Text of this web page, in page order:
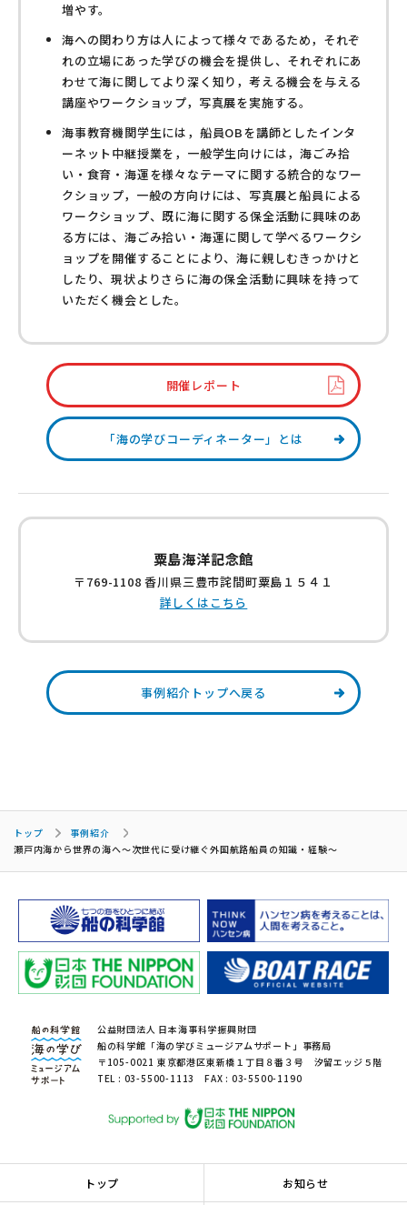
増やす。
海への関わり方は人によって様々であるため，それぞ
れの立場にあった学びの機会を提供し、それぞれにあ
わせて海に関してより深く知り，考える機会を与える
講座やワークショップ，写真展を実施する。
海事教育機関学生には，船員OBを講師としたインタ
ーネット中継授業を，一般学生向けには，海ごみ拾
い・食育・海運を様々なテーマに関する統合的なワー
クショップ，一般の方向けには、写真展と船員による
ワークショップ、既に海に関する保全活動に興味のあ
る方には、海ごみ拾い・海運に関して学べるワークシ
ョップを開催することにより、海に親しむきっかけと
したり、現状よりさらに海の保全活動に興味を持って
いただく機会とした。
開催レポート
「海の学びコーディネーター」とは
粟島海洋記念館
〒769-1108 香川県三豊市詫間町粟島１５４１
詳しくはこちら
事例紹介トップへ戻る
トップ
事例紹介
瀬戸内海から世界の海へ～次世代に受け継ぐ外国航路船員の知識・経験～
公益財団法人 日本海事科学振興財団
船の科学館「海の学びミュージアムサポート」事務局
〒105-0021 東京都港区東新橋１丁目８番３号 汐留エッジ５階
TEL : 03-5500-1113 FAX : 03-5500-1190
トップ お知らせ